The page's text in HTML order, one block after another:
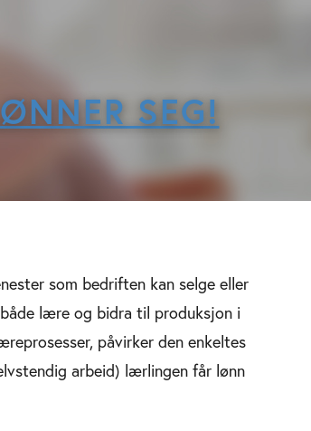
SEG!
som bedriften kan selge eller
lære og bidra til produksjon i
påvirker den enkeltes
arbeid) lærlingen får lønn